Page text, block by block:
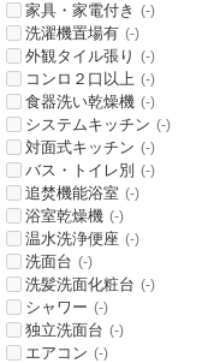
家具・家電付き (-)
洗濯機置場有 (-)
外観タイル張り (-)
コンロ２口以上 (-)
食器洗い乾燥機 (-)
システムキッチン (-)
対面式キッチン (-)
バス・トイレ別 (-)
追焚機能浴室 (-)
浴室乾燥機 (-)
温水洗浄便座 (-)
洗面台 (-)
洗髪洗面化粧台 (-)
シャワー (-)
独立洗面台 (-)
エアコン (-)